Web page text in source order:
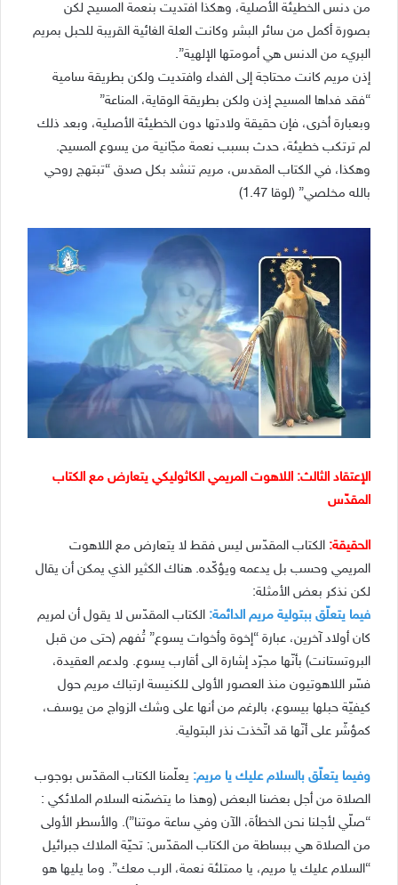
من دنس الخطيئة الأصلية، وهكذا افتديت بنعمة المسيح لكن
بصورة أكمل من سائر البشر وكانت العلة الغائية القريبة للحبل بمريم
البريء من الدنس هي أمومتها الإلهية”.
إذن مريم كانت محتاجة إلى الفداء وافتديت ولكن بطريقة سامية
“فقد فداها المسيح إذن ولكن بطريقة الوقاية، المناعة”
وبعبارة أخرى، فإن حقيقة ولادتها دون الخطيئة الأصلية، وبعد ذلك
لم ترتكب خطيئة، حدث بسبب نعمة مجّانية من يسوع المسيح.
وهكذا، في الكتاب المقدس، مريم تنشد بكل صدق “تبتهج روحي
بالله مخلصي” (لوقا 1.47)
الإعتقاد الثالث: اللاهوت المريمي الكاثوليكي يتعارض مع الكتاب
المقدّس
الحقيقة: الكتاب المقدّس ليس فقط لا يتعارض مع اللاهوت
المريمي وحسب بل يدعمه ويؤكّده. هناك الكثير الذي يمكن أن يقال
لكن نذكر بعض الأمثلة:
فيما يتعلّق ببتولية مريم الدائمة: الكتاب المقدّس لا يقول أن لمريم
كان أولاد آخرين، عبارة “إخوة وأخوات يسوع” تُفهم (حتى من قبل
البروتستانت) بأنّها مجرّد إشارة الى أقارب يسوع. ولدعم العقيدة،
فسّر اللاهوتيون منذ العصور الأولى للكنيسة ارتباك مريم حول
كيفيّة حبلها بيسوع، بالرغم من أنها على وشك الزواج من يوسف،
كمؤشّر على أنّها قد اتّخذت نذر البتولية.
وفيما يتعلّق بالسلام عليك يا مريم: يعلّمنا الكتاب المقدّس بوجوب
الصلاة من أجل بعضنا البعض (وهذا ما يتضمّنه السلام الملائكي :
“صلّي لأجلنا نحن الخطأة، الآن وفي ساعة موتنا”). والأسطر الأولى
من الصلاة هي ببساطة من الكتاب المقدّس: تحيّة الملاك جبرائيل
“السلام عليك يا مريم، يا ممتلئة نعمة، الرب معك”. وما يليها هو